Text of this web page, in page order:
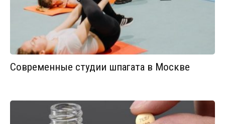
Современные студии шпагата в Москве